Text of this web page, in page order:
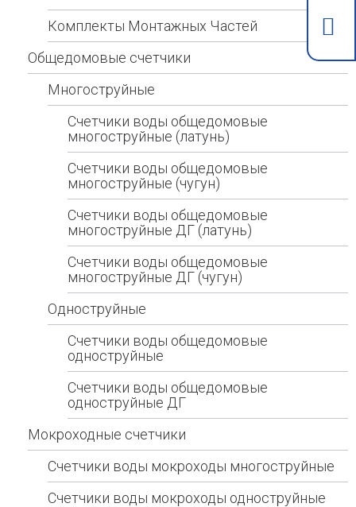
Комплекты Монтажных Частей
Общедомовые счетчики
Многоструйные
Счетчики воды общедомовые
многоструйные (латунь)
Счетчики воды общедомовые
многоструйные (чугун)
Счетчики воды общедомовые
многоструйные ДГ (латунь)
Счетчики воды общедомовые
многоструйные ДГ (чугун)
Одноструйные
Счетчики воды общедомовые
одноструйные
Счетчики воды общедомовые
одноструйные ДГ
Мокроходные счетчики
Счетчики воды мокроходы многоструйные
Счетчики воды мокроходы одноструйные